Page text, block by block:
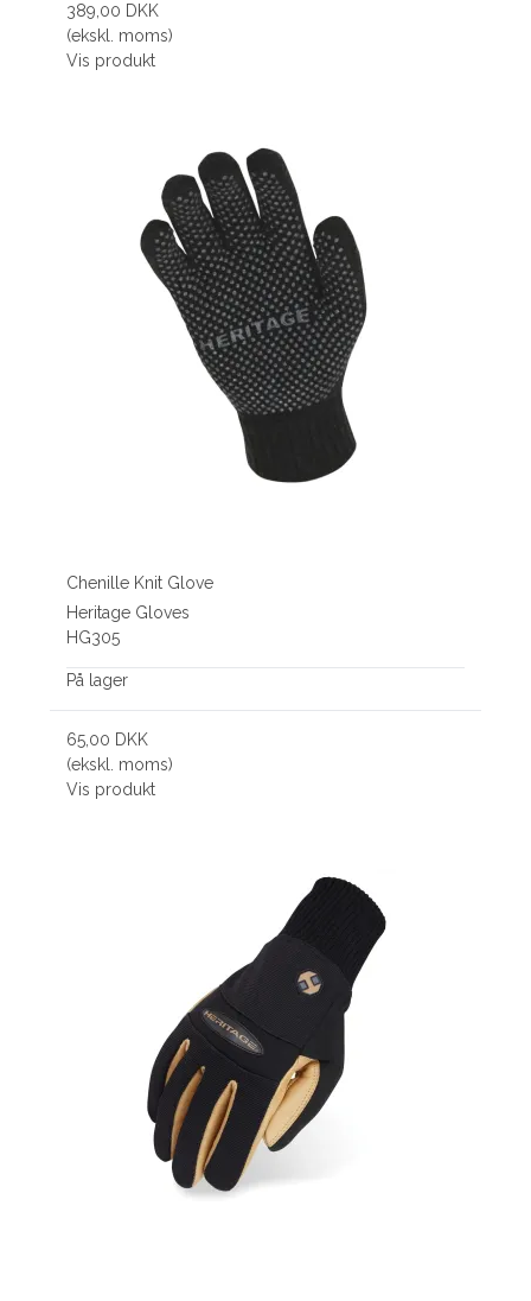
389,00 DKK
(ekskl. moms)
Vis produkt
Chenille Knit Glove
Heritage Gloves
HG305
På lager
65,00 DKK
(ekskl. moms)
Vis produkt